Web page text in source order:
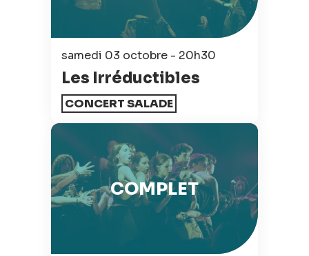
samedi 03 octobre - 20h30
Les Irréductibles
CONCERT SALADE
COMPLET